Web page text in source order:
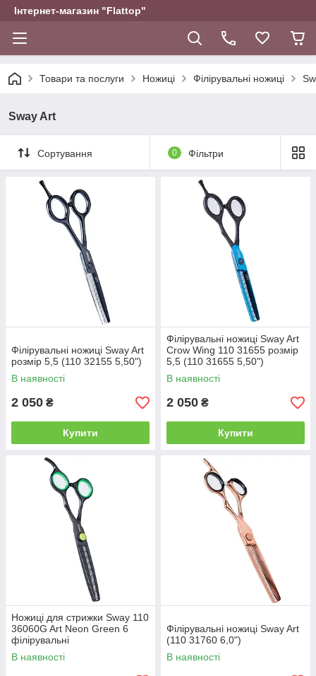
Інтернет-магазин "Flattop"
Товари та послуги Ножиці Філірувальні ножиці
Sway Art
Сортування 0 Фільтри
Філірувальні ножиці Sway Art
розмір 5,5 (110 32155 5,50")
В наявності
2 050 ₴
Купити
Філірувальні ножиці Sway Art
Crow Wing 110 31655 розмір
5,5 (110 31655 5,50")
В наявності
2 050 ₴
Купити
Ножиці для стрижки Sway 110
36060G Art Neon Green 6
філірувальні
В наявності
Філірувальні ножиці Sway Art
(110 31760 6,0")
В наявності